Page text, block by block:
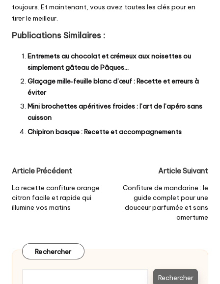
toujours. Et maintenant, vous avez toutes les clés pour en
tirer le meilleur.
Publications Similaires :
Entremets au chocolat et crémeux aux noisettes ou
simplement gâteau de Pâques…
Glaçage mille‑feuille blanc d’œuf : Recette et erreurs à
éviter
Mini brochettes apéritives froides : l’art de l’apéro sans
cuisson
Chipiron basque : Recette et accompagnements
Post
navigation
Article Précédent
La recette confiture orange
citron facile et rapide qui
illumine vos matins
Article Suivant
Confiture de mandarine : le
guide complet pour une
douceur parfumée et sans
amertume
Rechercher
Rechercher